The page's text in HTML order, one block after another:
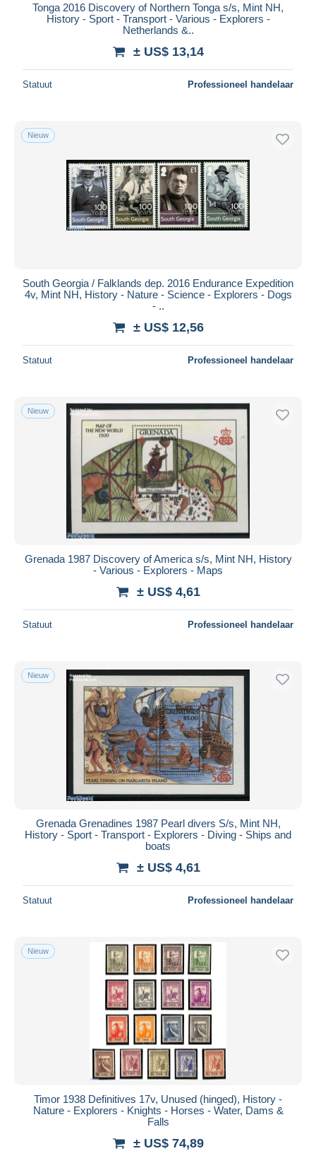
Tonga 2016 Discovery of Northern Tonga s/s, Mint NH,
History - Sport - Transport - Various - Explorers -
Netherlands &..
± US$ 13,14
Statuut Professioneel handelaar
Nieuw
South Georgia / Falklands dep. 2016 Endurance Expedition
4v, Mint NH, History - Nature - Science - Explorers - Dogs
- ..
± US$ 12,56
Statuut Professioneel handelaar
Nieuw
Grenada 1987 Discovery of America s/s, Mint NH, History
- Various - Explorers - Maps
± US$ 4,61
Statuut Professioneel handelaar
Nieuw
Grenada Grenadines 1987 Pearl divers S/s, Mint NH,
History - Sport - Transport - Explorers - Diving - Ships and
boats
± US$ 4,61
Statuut Professioneel handelaar
Nieuw
Timor 1938 Definitives 17v, Unused (hinged), History -
Nature - Explorers - Knights - Horses - Water, Dams &
Falls
± US$ 74,89